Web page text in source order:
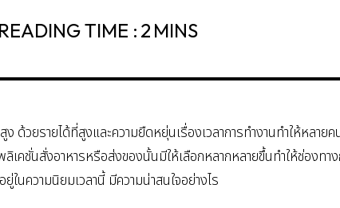
READING TIME : 2 MINS
ด้วยรายได้ที่สูงและความยืดหยุ่นเรื่องเวลาการทำงานทำให้หลาย
คชั่นสั่งอาหารหรือส่งของนั้นมีให้เลือกหลากหลายขึ้นทำให้ช่องทาง
ในความนิยมเวลานี้ มีความน่าสนใจอย่างไร